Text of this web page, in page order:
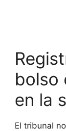
bolso
en la
El tribunal